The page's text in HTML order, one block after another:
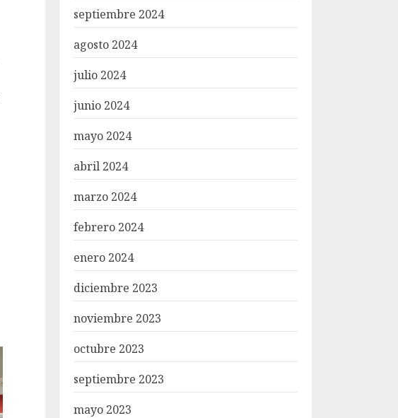
septiembre 2024
agosto 2024
julio 2024
junio 2024
mayo 2024
abril 2024
marzo 2024
febrero 2024
enero 2024
diciembre 2023
noviembre 2023
octubre 2023
septiembre 2023
mayo 2023